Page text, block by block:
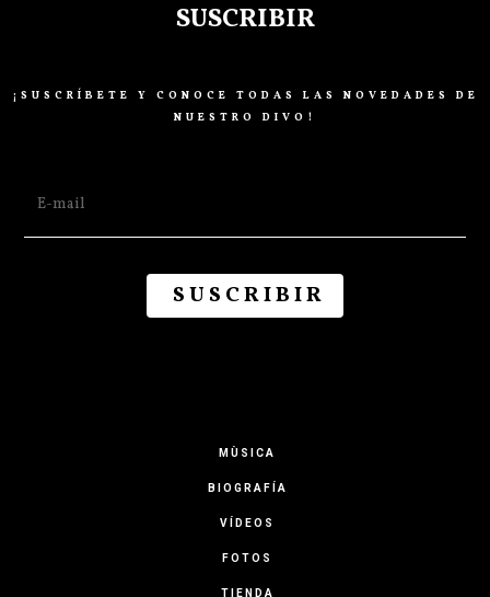
SUSCRIBIR
¡SUSCRÍBETE Y CONOCE TODAS LAS NOVEDADES DE
NUESTRO DIVO!
MÙSICA
BIOGRAFÍA
VÍDEOS
FOTOS
TIENDA